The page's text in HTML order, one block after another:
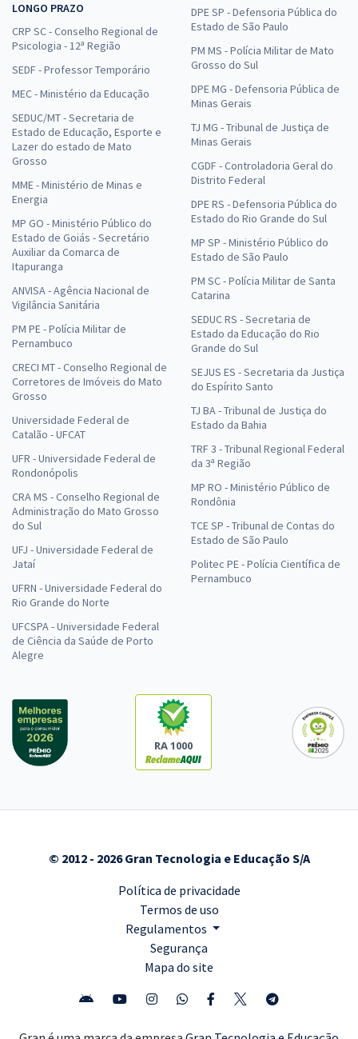
LONGO PRAZO
CRP SC - Conselho Regional de
Psicologia - 12ª Região
SEDF - Professor Temporário
MEC - Ministério da Educação
SEDUC/MT - Secretaria de
Estado de Educação, Esporte e
Lazer do estado de Mato
Grosso
MME - Ministério de Minas e
Energia
MP GO - Ministério Público do
Estado de Goiás - Secretário
Auxiliar da Comarca de
Itapuranga
ANVISA - Agência Nacional de
Vigilância Sanitária
PM PE - Polícia Militar de
Pernambuco
CRECI MT - Conselho Regional de
Corretores de Imóveis do Mato
Grosso
Universidade Federal de
Catalão - UFCAT
UFR - Universidade Federal de
Rondonópolis
CRA MS - Conselho Regional de
Administração do Mato Grosso
do Sul
UFJ - Universidade Federal de
Jataí
UFRN - Universidade Federal do
Rio Grande do Norte
UFCSPA - Universidade Federal
de Ciência da Saúde de Porto
Alegre
DPE SP - Defensoria Pública do
Estado de São Paulo
PM MS - Polícia Militar de Mato
Grosso do Sul
DPE MG - Defensoria Pública de
Minas Gerais
TJ MG - Tribunal de Justiça de
Minas Gerais
CGDF - Controladoria Geral do
Distrito Federal
DPE RS - Defensoria Pública do
Estado do Rio Grande do Sul
MP SP - Ministério Público do
Estado de São Paulo
PM SC - Polícia Militar de Santa
Catarina
SEDUC RS - Secretaria de
Estado da Educação do Rio
Grande do Sul
SEJUS ES - Secretaria da Justiça
do Espírito Santo
TJ BA - Tribunal de Justiça do
Estado da Bahia
TRF 3 - Tribunal Regional Federal
da 3ª Região
MP RO - Ministério Público de
Rondônia
TCE SP - Tribunal de Contas do
Estado de São Paulo
Politec PE - Polícia Científica de
Pernambuco
RA 1000
© 2012 - 2026 Gran Tecnologia e Educação S/A
Política de privacidade
Termos de uso
Regulamentos
Segurança
Mapa do site